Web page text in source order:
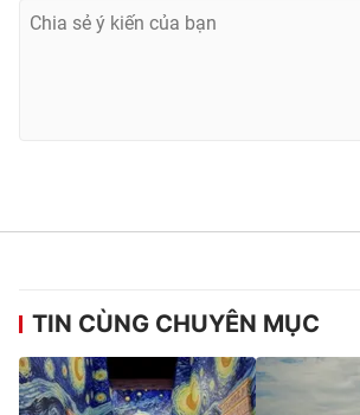
TIN CÙNG CHUYÊN MỤC